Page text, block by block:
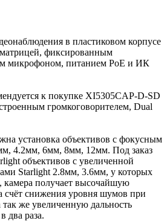
в пластиковом корпусе
фиксированным
микрофоном, питанием PoE и ИК
к покупке XI5305CAP-D-SD
громкоговорителем, Dual
установка объективов с фокусным
4.2мм, 6мм, 8мм, 12мм. Под заказ
объективов с увеличенной
Starlight 2.8мм, 3.6мм, у которых
камера получает высочайшую
счёт снижения уровня шумов при
же увеличенную дальность
два раза.